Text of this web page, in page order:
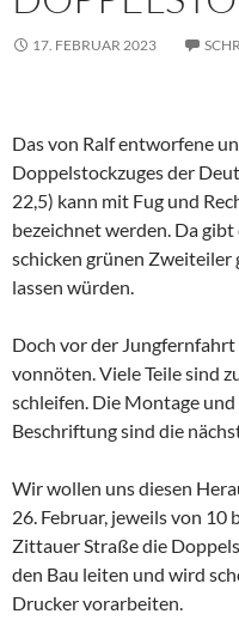
17. FEBRUAR 2023
Das von Ralf entworfene
Doppelstockzuges der
22,5) kann mit Fug und
bezeichnet werden. Da
schicken grünen Zweiteiler
lassen würden.
Doch vor der
vonnöten. Viele Teile sind
schleifen. Die Montage
Beschriftung sind die
Wir wollen uns diesen
26. Februar, jeweils von 10
Zittauer Straße die
den Bau leiten und wird
Drucker vorarbeiten.